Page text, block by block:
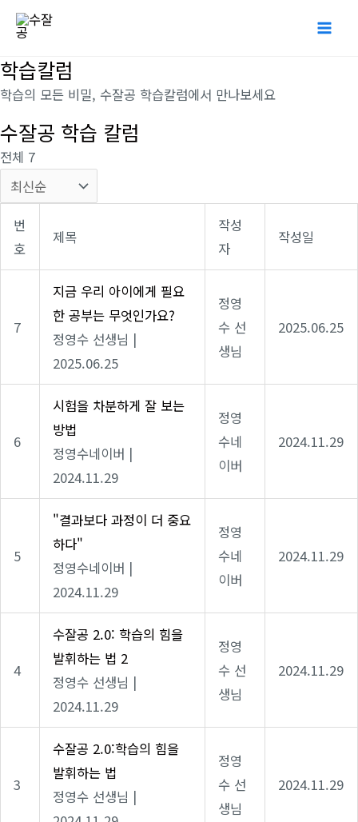
츠
건
너
뛰
학습칼럼
학습의 모든 비밀, 수잘공 학습칼럼에서 만나보세요
수잘공 학습 칼럼
전체 7
번
호
제목
작성
자
작성일
7
지금 우리 아이에게 필요
한 공부는 무엇인가요?
정영수 선생님 |
2025.06.25
정영
수 선
생님
2025.06.25
6
시험을 차분하게 잘 보는
방법
정영수네이버 |
2024.11.29
정영
수네
이버
2024.11.29
5
"결과보다 과정이 더 중요
하다"
정영수네이버 |
2024.11.29
정영
수네
이버
2024.11.29
4
수잘공 2.0: 학습의 힘을
발휘하는 법 2
정영수 선생님 |
2024.11.29
정영
수 선
생님
2024.11.29
3
수잘공 2.0:학습의 힘을
발휘하는 법
정영수 선생님 |
정영
수 선
생님
2024.11.29